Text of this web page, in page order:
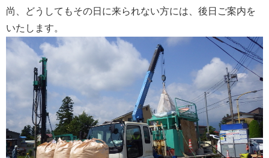
尚、どうしてもその日に来られない方には、後日ご案内を
いたします。